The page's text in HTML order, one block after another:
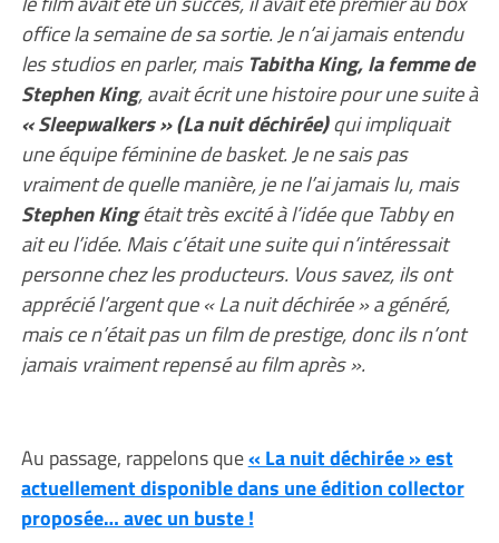
office la semaine de sa sortie. Je n’ai jamais entendu
les studios en parler, mais Tabitha King, la femme de
Stephen King, avait écrit une histoire pour une suite à
« Sleepwalkers » (La nuit déchirée)qui impliquait
une équipe féminine de basket. Je ne sais pas
vraiment de quelle manière, je ne l’ai jamais lu, mais
Stephen Kingétait très excité à l’idée que Tabby en
ait eu l’idée. Mais c’était une suite qui n’intéressait
personne chez les producteurs. Vous savez, ils ont
apprécié l’argent que « La nuit déchirée » a généré,
mais ce n’était pas un film de prestige, donc ils n’ont
jamais vraiment repensé au film après ».
Au passage, rappelons que« La nuit déchirée » est
actuellement disponible dans une édition collector
proposée… avec un buste !